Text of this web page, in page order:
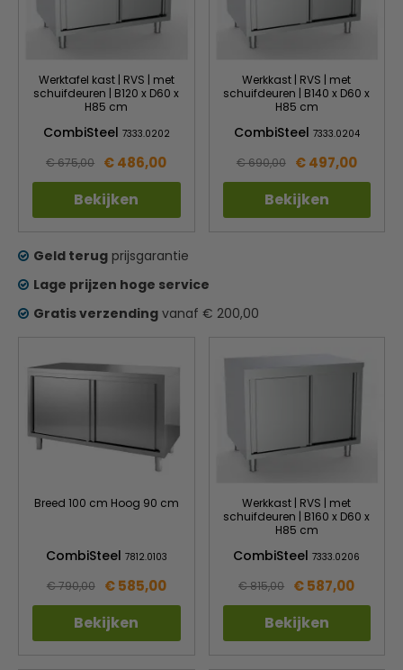
Werktafel kast | RVS | met
schuifdeuren | B120 x D60 x
H85 cm
CombiSteel 7333.0202
€ 675,00 € 486,00
Bekijken
Werkkast | RVS | met
schuifdeuren | B140 x D60 x
H85 cm
CombiSteel 7333.0204
€ 690,00 € 497,00
Bekijken
Breed 100 cm Hoog 90 cm
CombiSteel 7812.0103
€ 790,00 € 585,00
Bekijken
Werkkast | RVS | met
schuifdeuren | B160 x D60 x
H85 cm
CombiSteel7333.0206
€ 815,00 € 587,00
Bekijken
Geld terug prijsgarantie
Lage prijzen hoge service
Gratis verzending vanaf € 200,00